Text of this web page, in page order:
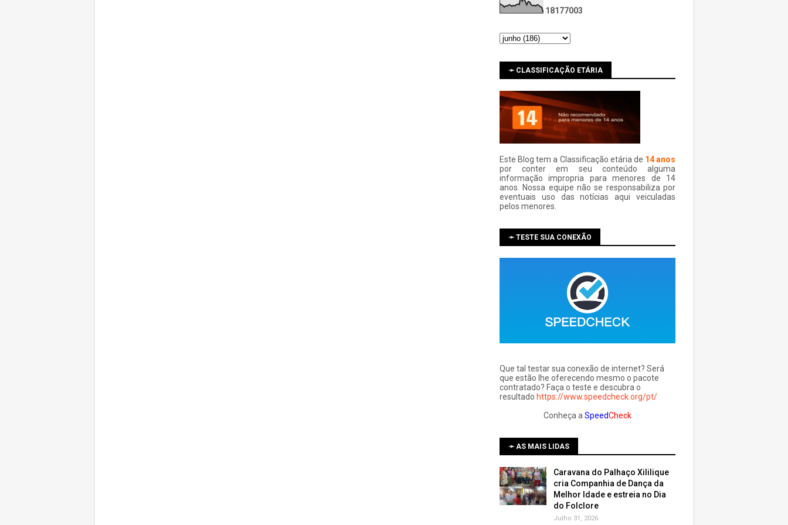
1 81 77003
➛ CLASSIFICAÇÃO ETÁRIA
Este Blog tem a Classificação etária de 14 anos
por conter em seu conteúdo alguma
informação impropria para menores de 14
anos. Nossa equipe não se responsabiliza por
eventuais uso das notí­cias aqui veiculadas
pelos menores.
➛ TESTE SUA CONEXÃO
Que tal testar sua conexão de internet? Será
que estão lhe oferecendo mesmo o pacote
contratado? Faça o teste e descubra o
resultado https://www.speedcheck.org/pt/
Conheça a SpeedCheck
➛ AS MAIS LIDAS
Caravana do Palhaço Xililique
cria Companhia de Dança da
Melhor Idade e estreia no Dia
do Folclore
Julho 31, 2026